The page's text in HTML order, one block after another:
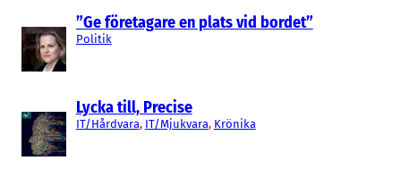
”Ge företagare en plats vid bordet”
Politik
Lycka till, Precise
IT/Hårdvara, IT/Mjukvara, Krönika